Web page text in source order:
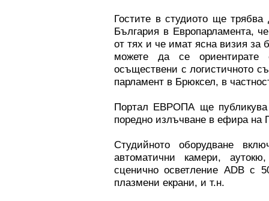
Гостите в студиото ще
България в Европарламента,
от тях и че имат ясна визия за
можете да се
осъществени с логистичното
парламент в Брюксел, в
Портал ЕВРОПА ще публикува
поредно излъчване в ефира
Студийното оборудване
автоматични камери,
сценично осветление ADB с
плазмени екрани, и т.н.